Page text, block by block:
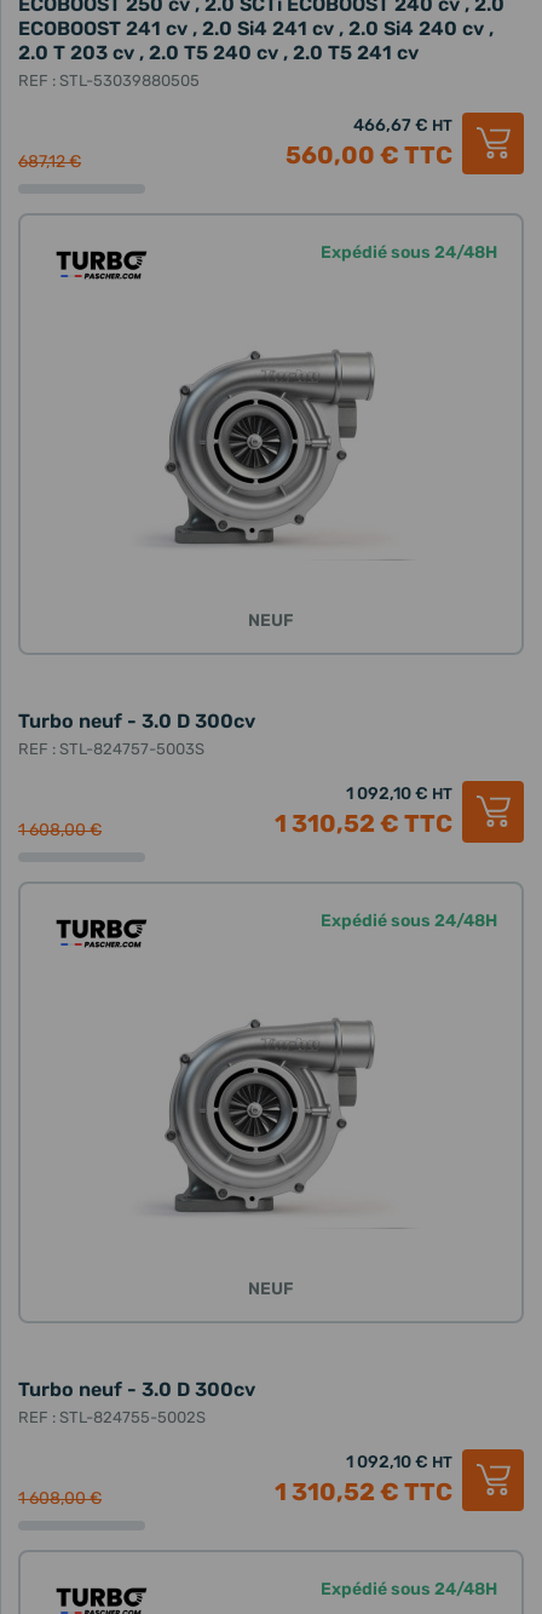
ECOBOOST 241 cv , 2.0 Si4 241 cv , 2.0 Si4 240 cv ,
2.0 T 203 cv , 2.0 T5 240 cv , 2.0 T5 241 cv
REF : STL-53039880505
687,12 €
466,67 € HT
560,00 € TTC
Expédié sous 24/48H
NEUF
Turbo neuf - 3.0 D 300cv
REF : STL-824757-5003S
1 608,00 €
1 092,10 € HT
1 310,52 € TTC
Expédié sous 24/48H
NEUF
Turbo neuf - 3.0 D 300cv
REF : STL-824755-5002S
1 608,00 €
1 092,10 € HT
1 310,52 € TTC
Expédié sous 24/48H